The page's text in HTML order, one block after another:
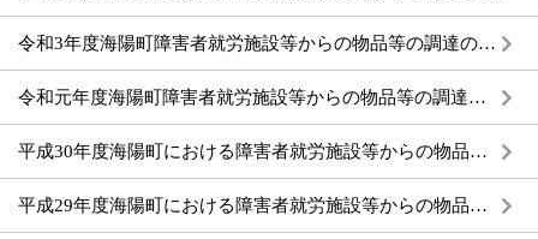
令和3年度海陽町障害者就労施設等からの物品等の調達の推進を図るための指針について
令和元年度海陽町障害者就労施設等からの物品等の調達の推進を図るための指針について
平成30年度海陽町における障害者就労施設等からの物品等の調達実績について
平成29年度海陽町における障害者就労施設等からの物品等の調達実績の公表